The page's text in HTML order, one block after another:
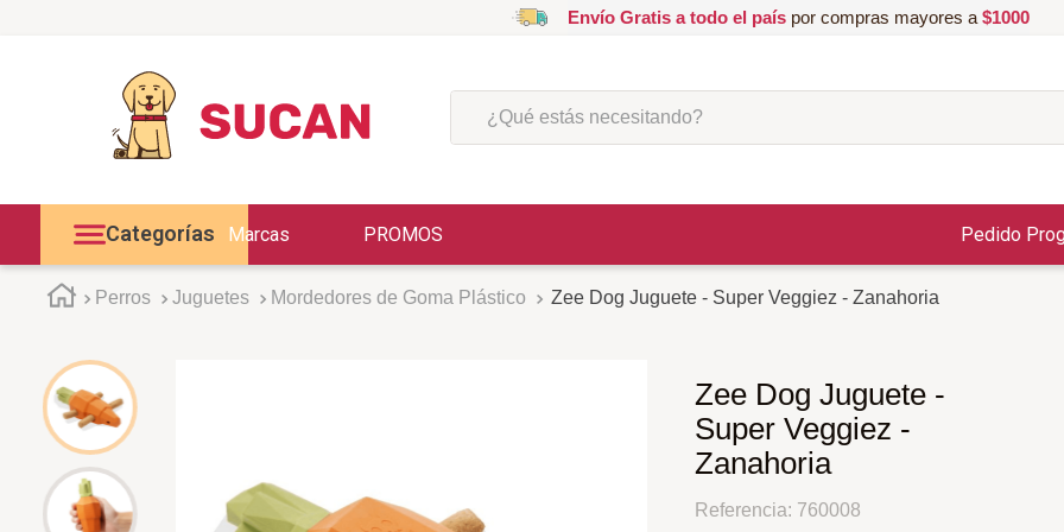
Envío Gratis a todo el paíspor compras mayores a $1000
¿Qué estás necesitando?
Categorías Marcas PROMOS Pedido
Perros Juguetes Mordedores de Goma Plástico Zee Dog Juguete - Super Veggiez - Zanahoria
Zee Dog Juguete -
Super Veggiez -
Zanahoria
Referencia: 760008